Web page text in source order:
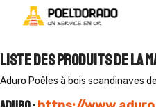
Liste des produits de la
Aduro Poêles à bois scandinaves